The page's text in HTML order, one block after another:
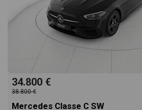
34.800 €
38.800 €
Mercedes Classe C SW